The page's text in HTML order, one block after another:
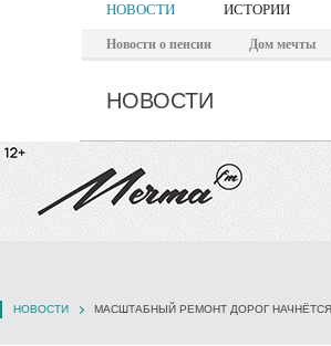
НОВОСТИ ИСТОРИИ
Новости о пенсии Дом мечты
НОВОСТИ
НОВОСТИ МАСШТАБНЫЙ РЕМОНТ ДОРОГ